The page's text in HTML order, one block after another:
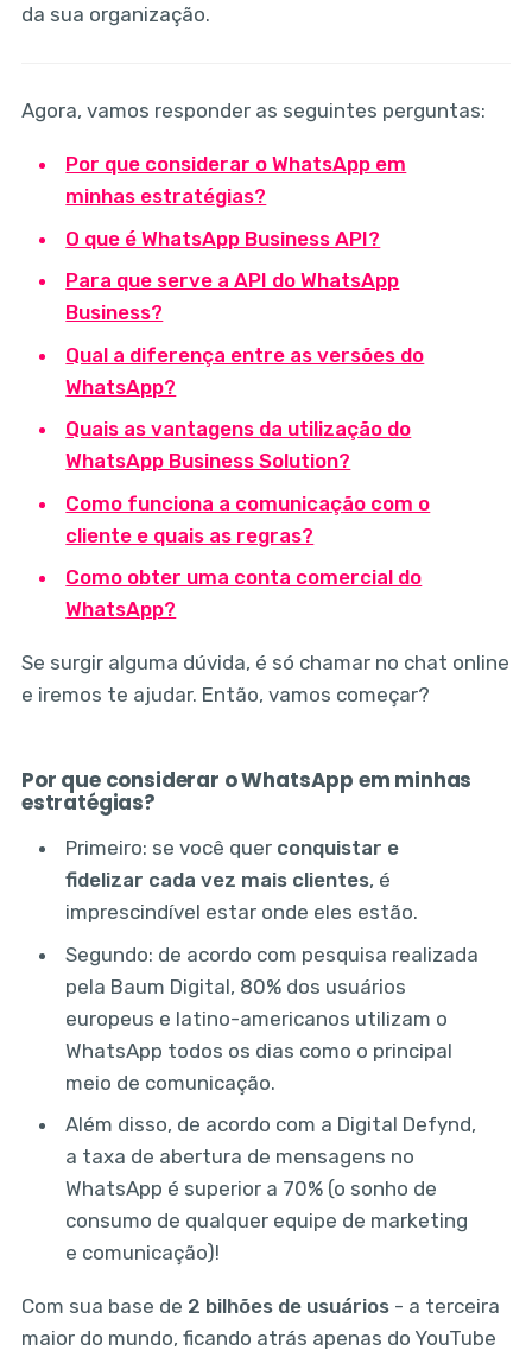
da sua organização.
Agora, vamos responder as seguintes perguntas:
Por que considerar o WhatsApp em
minhas estratégias?
O que é WhatsApp Business API?
Para que serve a API do WhatsApp
Business?
Qual a diferença entre as versões do
WhatsApp?
Quais as vantagens da utilização do
WhatsApp Business Solution?
Como funciona a comunicação com o
cliente e quais as regras?
Como obter uma conta comercial do
WhatsApp?
Se surgir alguma dúvida, é só chamar no chat online
e iremos te ajudar. Então, vamos começar?
Por que considerar o WhatsApp em minhas
estratégias?
Primeiro: se você quer conquistar e
fidelizar cada vez mais clientes, é
imprescindível estar onde eles estão.
Segundo: de acordo com pesquisa realizada
pela Baum Digital, 80% dos usuários
europeus e latino-americanos utilizam o
WhatsApp todos os dias como o principal
meio de comunicação.
Além disso, de acordo com a Digital Defynd,
a taxa de abertura de mensagens no
WhatsApp é superior a 70% (o sonho de
consumo de qualquer equipe de marketing
e comunicação)!
Com sua base de 2 bilhões de usuários- a terceira
maior do mundo, ficando atrás apenas do YouTube